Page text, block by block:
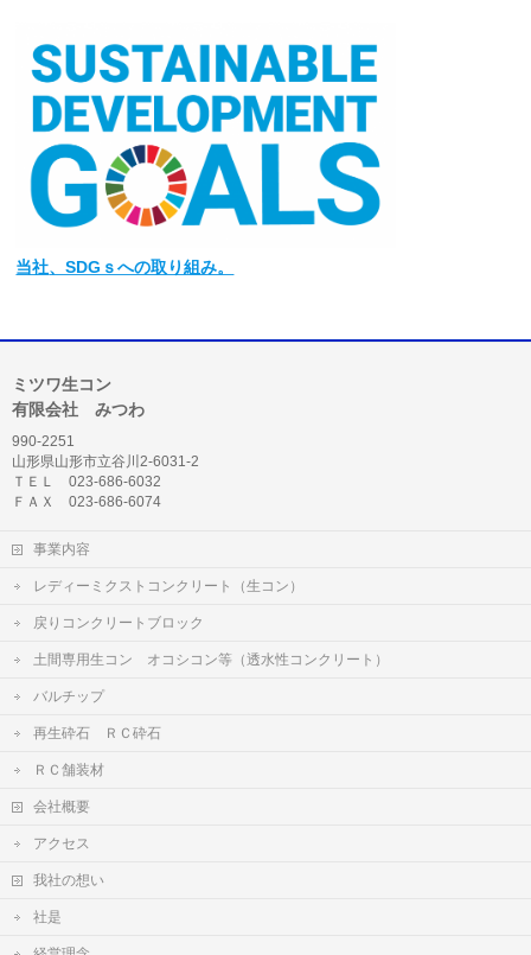
当社、SDGｓへの取り組み。
ミツワ生コン
有限会社 みつわ
990-2251
山形県山形市立谷川2-6031-2
ＴＥＬ 023-686-6032
ＦＡＸ 023-686-6074
事業内容
レディーミクストコンクリート（生コン）
戻りコンクリートブロック
土間専用生コン オコシコン等（透水性コンクリート）
バルチップ
再生砕石 ＲＣ砕石
ＲＣ舗装材
会社概要
アクセス
我社の想い
社是